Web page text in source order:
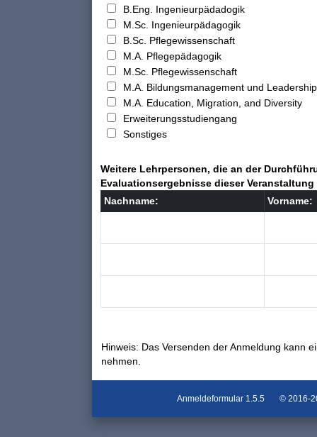
B.Eng. Ingenieurpädadogik
M.Sc. Ingenieurpädagogik
B.Sc. Pflegewissenschaft
M.A. Pflegepädagogik
M.Sc. Pflegewissenschaft
M.A. Bildungsmanagement und
M.A. Education, Migration, and Diversity
Erweiterungsstudiengang
Sonstiges
Weitere Lehrpersonen, die an der
Evaluationsergebnisse dieser
Nachname:
Vorname:
Hinweis: Das Versenden der Anmeldung kann
nehmen.
Anmeldeformular 1.5.5 © 2016-